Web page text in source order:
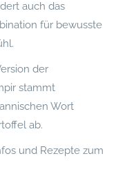
auch das
für bewusste
der
stammt
Wort
ab.
und Rezepte zum